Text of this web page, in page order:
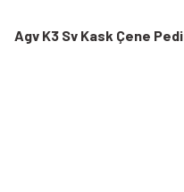
Agv K3 Sv Kask Çene Pedi